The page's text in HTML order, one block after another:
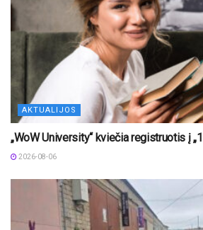
AKTUALIJOS
„WoW University“ kviečia registruotis į
2026-08-06